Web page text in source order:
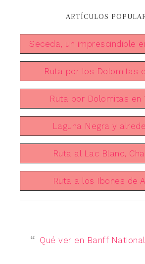
ARTÍCULOS
Seceda, un imprescindible
Ruta por los Dolomitas
Ruta por Dolomitas en
Laguna Negra y
Ruta al Lac Blanc,
Ruta a los Ibones de
Qué ver en Banff